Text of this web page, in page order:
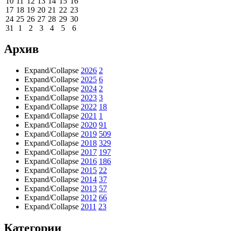
17 18 19 20 21 22 23
24 25 26 27 28 29 30
31
1 2 3 4 5 6
Архив
Expand/Collapse 2026 2
Expand/Collapse 2025 6
Expand/Collapse 2024 2
Expand/Collapse 2023 3
Expand/Collapse 2022 18
Expand/Collapse 2021 1
Expand/Collapse 2020 91
Expand/Collapse 2019 509
Expand/Collapse 2018 329
Expand/Collapse 2017 197
Expand/Collapse 2016 186
Expand/Collapse 2015 22
Expand/Collapse 2014 37
Expand/Collapse 2013 57
Expand/Collapse 2012 66
Expand/Collapse 2011 23
Категории